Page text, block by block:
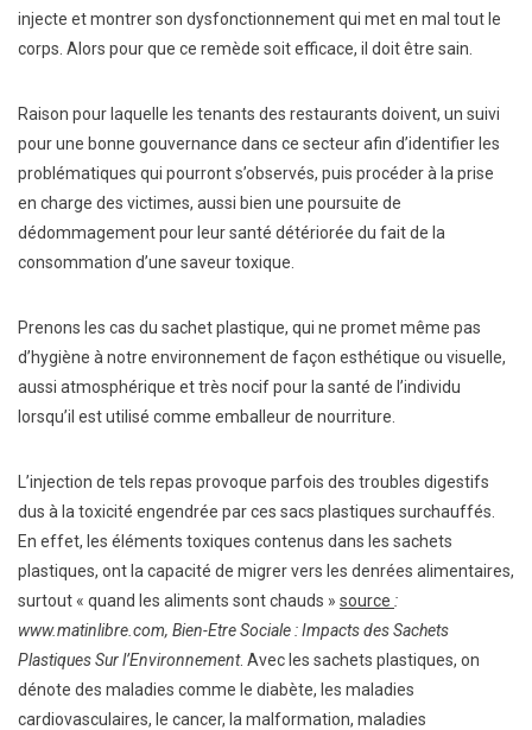
injecte et montrer son dysfonctionnement qui met en mal tout le
corps. Alors pour que ce remède soit efficace, il doit être sain.
Raison pour laquelle les tenants des restaurants doivent, un suivi
pour une bonne gouvernance dans ce secteur afin d’identifier les
problématiques qui pourront s’observés, puis procéder à la prise
en charge des victimes, aussi bien une poursuite de
dédommagement pour leur santé détériorée du fait de la
consommation d’une saveur toxique.
Prenons les cas du sachet plastique, qui ne promet même pas
d’hygiène à notre environnement de façon esthétique ou visuelle,
aussi atmosphérique et très nocif pour la santé de l’individu
lorsqu’il est utilisé comme emballeur de nourriture.
L’injection de tels repas provoque parfois des troubles digestifs
dus à la toxicité engendrée par ces sacs plastiques surchauffés.
En effet, les éléments toxiques contenus dans les sachets
plastiques, ont la capacité de migrer vers les denrées alimentaires,
surtout « quand les aliments sont chauds » source :
www.matinlibre.com, Bien-Etre Sociale : Impacts des Sachets
Plastiques Sur l’Environnement. Avec les sachets plastiques, on
dénote des maladies comme le diabète, les maladies
cardiovasculaires, le cancer, la malformation, maladies